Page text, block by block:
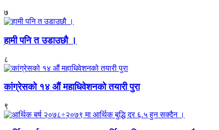
७
हामी पनि त उडाउछौ ।
८
कांग्रेसको १४ औं महाधिवेशनको तयारी पुरा
९